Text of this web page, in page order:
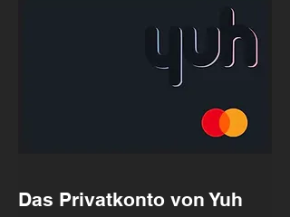
Das Privatkonto von Yuh